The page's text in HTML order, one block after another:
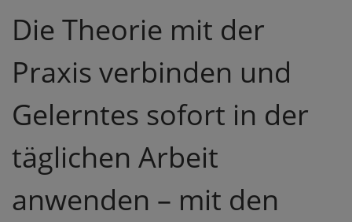
Die Theorie mit der
Praxis verbinden und
Gelerntes sofort in der
täglichen Arbeit
anwenden – mit den